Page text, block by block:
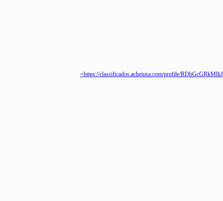
https://classificados.acheiusa.com/profile/